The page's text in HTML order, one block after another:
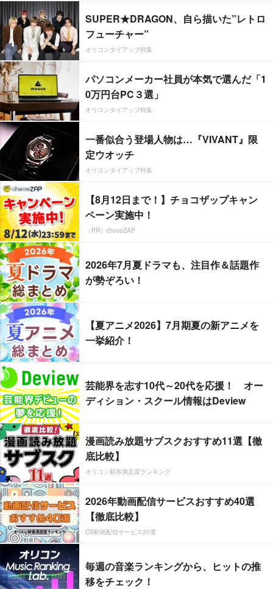
SUPER★DRAGON、自ら描いた”レトロ
フューチャー”
オリコンタイアップ特集
パソコンメーカー社員が本気で選んだ「1
0万円台PC３選」
オリコンタイアップ特集
一番似合う登場人物は…『VIVANT』限
定ウオッチ
オリコンタイアップ特集
【8月12日まで！】チョコザップキャン
ペーン実施中！
（PR）chocoZAP
2026年7月夏ドラマも、注目作＆話題作
が勢ぞろい！
【夏アニメ2026】7月期夏の新アニメを
一挙紹介！
芸能界を志す10代～20代を応援！ オー
ディション・スクール情報はDeview
漫画読み放題サブスクおすすめ11選【徹
底比較】
オリコン顧客満足度ランキング
2026年動画配信サービスおすすめ40選
【徹底比較】
CS動画配信サービス20選
毎週の音楽ランキングから、ヒットの推
移をチェック！